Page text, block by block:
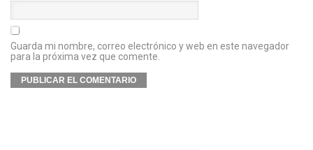
Guarda mi nombre, correo electrónico y web en este navegador
para la próxima vez que comente.